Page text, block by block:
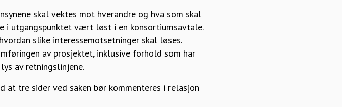
skal vektes mot hverandre og hva som skal
i utgangspunktet vært løst i en konsortiumsavtale.
slike interessemotsetninger skal løses.
av prosjektet, inklusive forhold som har
av retningslinjene.
at tre sider ved saken bør kommenteres i relasjon